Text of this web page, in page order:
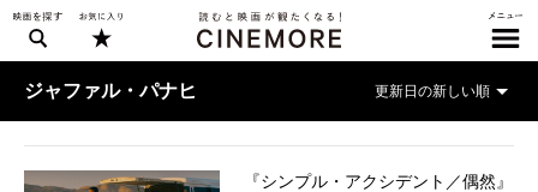
ジャファル・パナヒ
『シンプル・アクシデント／偶然』